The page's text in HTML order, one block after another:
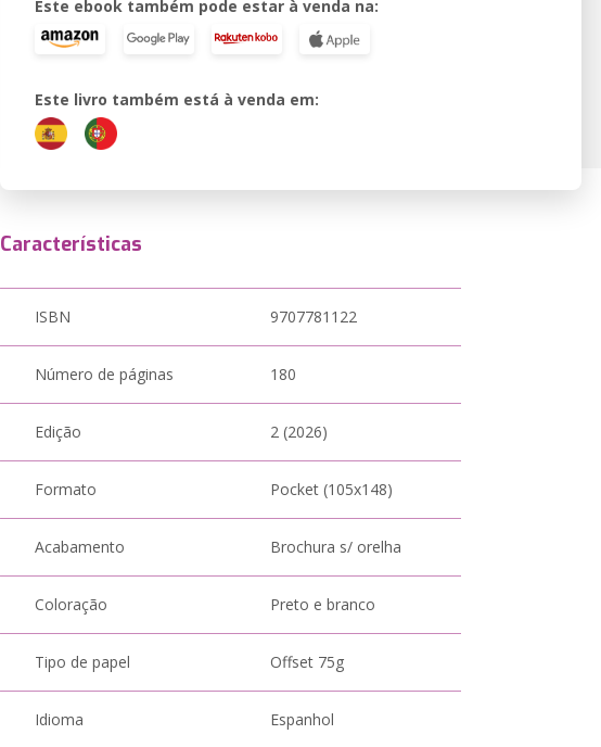
Este ebook também pode estar à venda na:
Este livro também está à venda em:
Características
ISBN 9707781122
Número de páginas 180
Edição 2 (2026)
Formato Pocket (105x148)
Acabamento Brochura s/ orelha
Coloração Preto e branco
Tipo de papel Offset 75g
Idioma Espanhol